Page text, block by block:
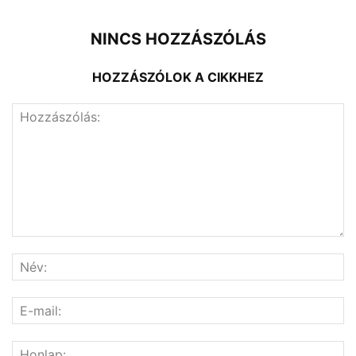
NINCS HOZZÁSZÓLÁS
HOZZÁSZÓLOK A CIKKHEZ